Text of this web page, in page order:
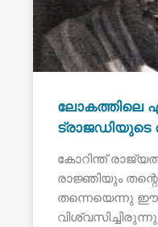
ലോകത്തിലെ
ട്രാജഡിയുടെ
കോറിന്ത്
രാജ്ഞിയും
തന്നെയെന്നു